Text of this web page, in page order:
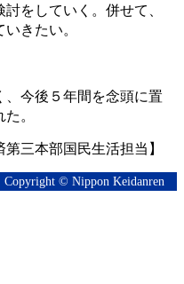
をしていく。併せて、
きたい。
今後５年間を念頭に置
。
第三本部国民生活担当】
Copyright © Nippon Keidanren